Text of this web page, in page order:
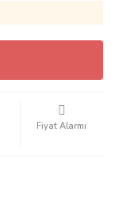
Fiyat Alarmı